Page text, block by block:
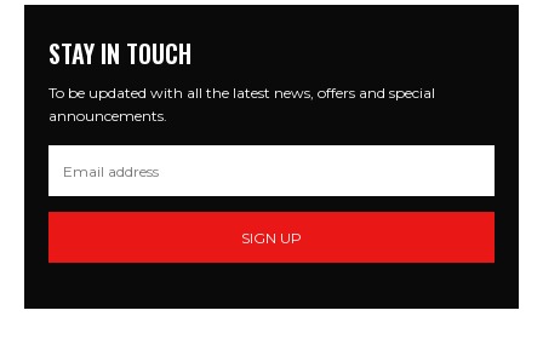
STAY IN TOUCH
To be updated with all the latest news, offers and special
announcements.
SIGN UP